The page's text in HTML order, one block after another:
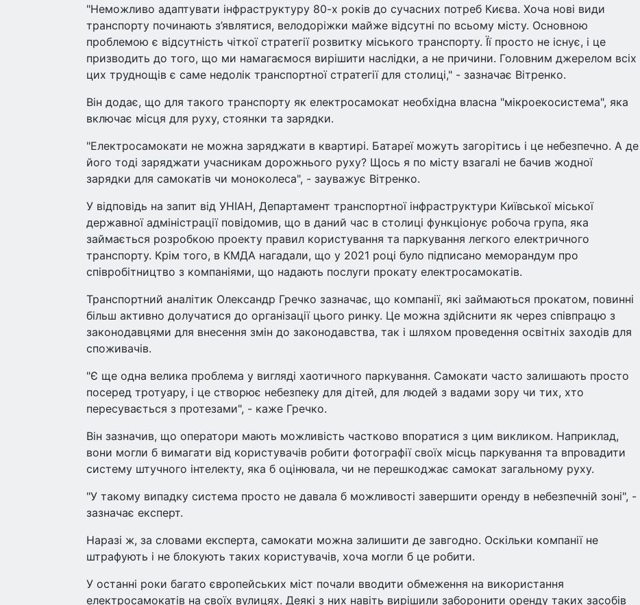
"Неможливо адаптувати інфраструктуру 80-х років до сучасних потреб Києва. Хоча нові види
транспорту починають з’являтися, велодоріжки майже відсутні по всьому місту. Основною
проблемою є відсутність чіткої стратегії розвитку міського транспорту. Її просто не існує, і це
призводить до того, що ми намагаємося вирішити наслідки, а не причини. Головним джерелом всіх
цих труднощів є саме недолік транспортної стратегії для столиці," - зазначає Вітренко.
Він додає, що для такого транспорту як електросамокат необхідна власна "мікроекосистема", яка
включає місця для руху, стоянки та зарядки.
"Електросамокати не можна заряджати в квартирі. Батареї можуть загорітись і це небезпечно. А де
його тоді заряджати учасникам дорожнього руху? Щось я по місту взагалі не бачив жодної
зарядки для самокатів чи моноколеса", - зауважує Вітренко.
У відповідь на запит від УНІАН, Департамент транспортної інфраструктури Київської міської
державної адміністрації повідомив, що в даний час в столиці функціонує робоча група, яка
займається розробкою проекту правил користування та паркування легкого електричного
транспорту. Крім того, в КМДА нагадали, що у 2021 році було підписано меморандум про
співробітництво з компаніями, що надають послуги прокату електросамокатів.
Транспортний аналітик Олександр Гречко зазначає, що компанії, які займаються прокатом, повинні
більш активно долучатися до організації цього ринку. Це можна здійснити як через співпрацю з
законодавцями для внесення змін до законодавства, так і шляхом проведення освітніх заходів для
споживачів.
"Є ще одна велика проблема у вигляді хаотичного паркування. Самокати часто залишають просто
посеред тротуару, і це створює небезпеку для дітей, для людей з вадами зору чи тих, хто
пересувається з протезами", - каже Гречко.
Він зазначив, що оператори мають можливість частково впоратися з цим викликом. Наприклад,
вони могли б вимагати від користувачів робити фотографії своїх місць паркування та впровадити
систему штучного інтелекту, яка б оцінювала, чи не перешкоджає самокат загальному руху.
"У такому випадку система просто не давала б можливості завершити оренду в небезпечній зоні", -
зазначає експерт.
Наразі ж, за словами експерта, самокати можна залишити де завгодно. Оскільки компанії не
штрафують і не блокують таких користувачів, хоча могли б це робити.
У останні роки багато європейських міст почали вводити обмеження на використання
електросамокатів на своїх вулицях. Деякі з них навіть вирішили заборонити оренду таких засобів